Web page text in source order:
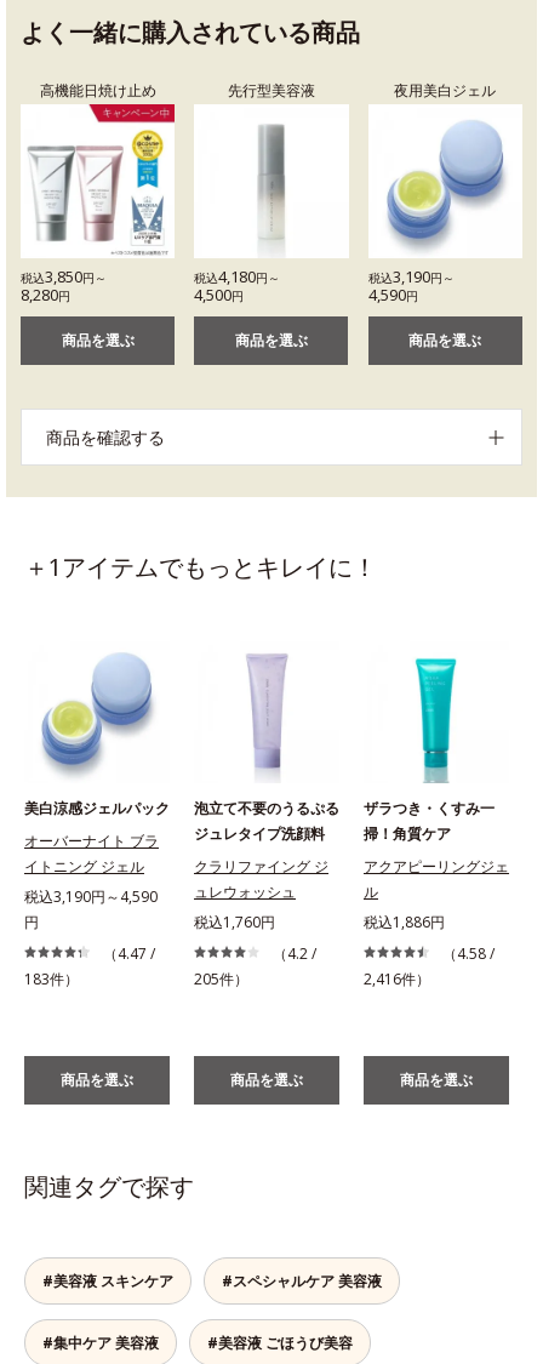
よく一緒に購入されている商品
高機能日焼け止め
税込3,850円～
8,280円
商品を選ぶ
先行型美容液
税込4,180円～
4,500円
商品を選ぶ
夜用美白ジェル
税込3,190円～
4,590円
商品を選ぶ
商品を確認する
＋1アイテムでもっとキレイに！
美白涼感ジェルパック
オーバーナイト ブラ
イトニング ジェル
税込3,190円～4,590
円
（4.47 /
183件）
商品を選ぶ
泡立て不要のうるぷる
ジュレタイプ洗顔料
クラリファイング ジ
ュレウォッシュ
税込1,760円
（4.2 /
205件）
商品を選ぶ
ザラつき・くすみ一
掃！角質ケア
アクアピーリングジェ
ル
税込1,886円
（4.58 /
2,416件）
商品を選ぶ
関連タグで探す
#美容液 スキンケア #スペシャルケア 美容液
#集中ケア 美容液 #美容液 ごほうび美容